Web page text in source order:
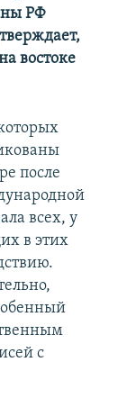
РФ
востоке
после
всех, у
в этих
с